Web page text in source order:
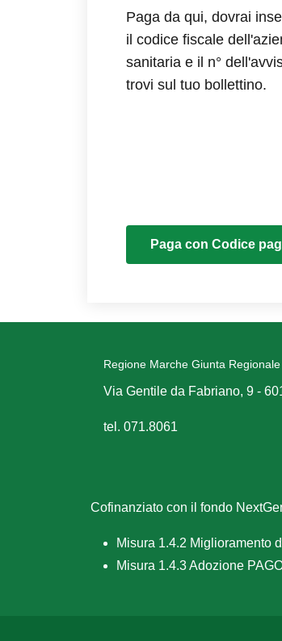
Paga da qui, dovrai
il codice fiscale
sanitaria e il n°
trovi sul tuo bollettino.
Paga con Codice
Regione Marche Giunta Regionale
Via Gentile da Fabriano, 9 -
tel. 071.8061
Cofinanziato con il fondo
Misura 1.4.2 Miglioramento
Misura 1.4.3 Adozione